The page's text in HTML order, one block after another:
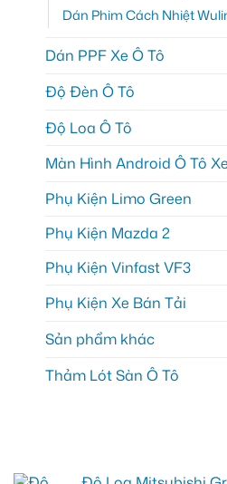
Dán Phim Cách Nhiệt
Dán PPF Xe Ô Tô
Độ Đèn Ô Tô
Độ Loa Ô Tô
Màn Hình Android Ô Tô
Phụ Kiện Limo Green
Phụ Kiện Mazda 2
Phụ Kiện Vinfast VF3
Phụ Kiện Xe Bán Tải
Sản phẩm khác
Thảm Lót Sàn Ô Tô